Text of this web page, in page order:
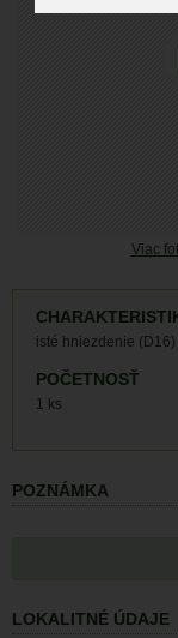
Viac
isté hniezdenie (D16)
POČETNOSŤ
1 ks
POZNÁMKA
LOKALITNÉ ÚDAJE